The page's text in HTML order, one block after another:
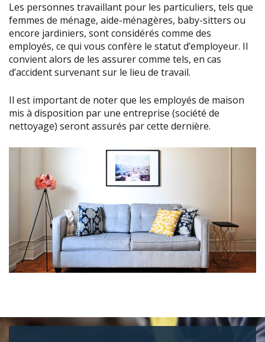
Les personnes travaillant pour les particuliers, tels que
femmes de ménage, aide-ménagères, baby-sitters ou
encore jardiniers, sont considérés comme des
employés, ce qui vous confère le statut d’employeur. Il
convient alors de les assurer comme tels, en cas
d’accident survenant sur le lieu de travail.
Il est important de noter que les employés de maison
mis à disposition par une entreprise (société de
nettoyage) seront assurés par cette dernière.